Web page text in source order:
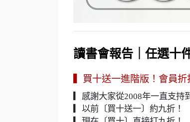
讀書會報告｜任選十
▍買十送一進階版！會員
▎感謝大家從2008年一直支持
▎以前〔買十送一〕約九折！